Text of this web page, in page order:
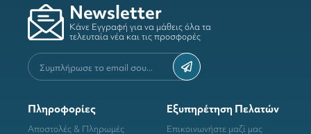
Newsletter
Κάνε Εγγραφή για να μάθεις όλα τα
τελευταία νέα και τις προσφορές
Πληροφορίες
Αποστολές & Πληρωμές
Εξυπηρέτηση Πελατών
Επικοινωνήστε μαζί μας